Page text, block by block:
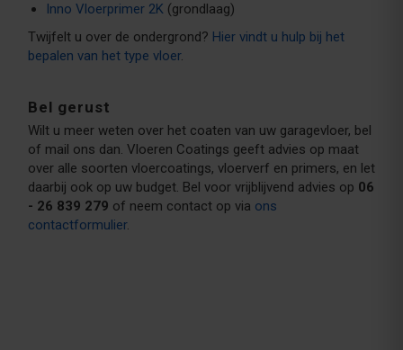
Inno Vloerprimer 2K (grondlaag)
Twijfelt u over de ondergrond? Hier vindt u hulp bij het
bepalen van het type vloer.
Bel gerust
Wilt u meer weten over het coaten van uw garagevloer, bel
of mail ons dan. Vloeren Coatings geeft advies op maat
over alle soorten vloercoatings, vloerverf en primers, en let
daarbij ook op uw budget. Bel voor vrijblijvend advies op 06
- 26 839 279 of neem contact op via ons
contactformulier.